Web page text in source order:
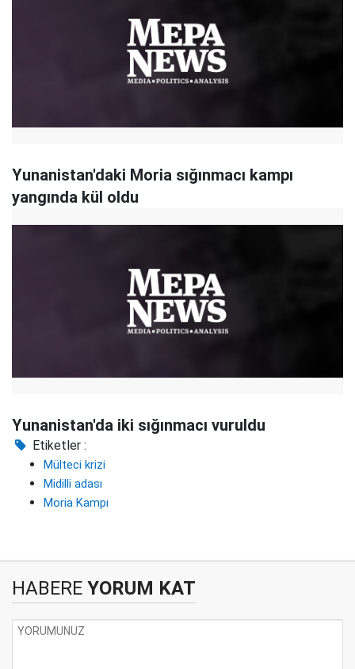
Yunanistan'daki Moria sığınmacı kampı
yangında kül oldu
Yunanistan'da iki sığınmacı vuruldu
Etiketler :
Mülteci krizi
Midilli adası
Moria Kampı
HABERE YORUM KAT